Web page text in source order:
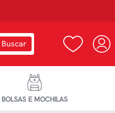
BOLSAS E MOCHILAS